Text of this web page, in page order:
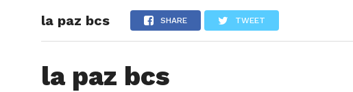
la paz bcs SHARE TWEET
la paz bcs